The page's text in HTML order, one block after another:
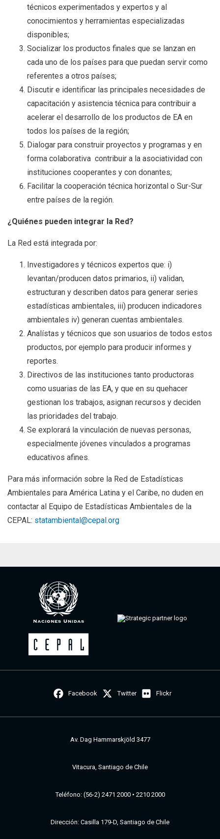
técnicos experimentados y expertos y al
conocimientos y herramientas especializadas
disponibles;
Socializar los productos finales que se lanzan en
cada uno de los países para que puedan servir como
referentes a otros países;
Discutir e identificar las principales necesidades de
capacitación y asistencia técnica para contribuir a
acelerar el desarrollo de los productos de EA en
todos los países de la región;
Dialogar para construir proyectos y programas y en
forma colaborativa contribuir a la asociatividad con
instituciones cooperantes y con donantes;
Facilitar la cooperación técnica horizontal o Sur-Sur
entre países de la región.
¿Quiénes pueden integrar la Red?
La Red está integrada por:
Investigadores y técnicos expertos que: i)
levantan/producen datos primarios, ii) validan,
estructuran y describen datos para generar series
estadísticas ambientales, iii) producen indicadores
ambientales iv) generan cuentas ambientales.
Analístas y técnicos que son usuarios de todos estos
productos, por ejemplo para producir informes y
reportes.
Directivos de las instituciones tanto productoras
como usuarias de las EA, y que en su quehacer
gestionan los trabajos, asignan recursos y deciden
las prioridades del trabajo.
Se explorará la vinculación de nuevas personas,
especialmente jóvenes vinculados a programas
educativos afines.
Para más información sobre la Red de Estadísticas
Ambientales para América Latina y el Caribe, no duden en
contactar al Equipo de Estadísticas Ambientales de la
CEPAL: statambiental@cepal.org
Facebook Twitter Flickr
Av. Dag Hammarskjöld 3477
Vitacura, Santiago de Chile
Teléfono: (56-2) 2471 2000 • 2210 2000
Dirección: Casilla 179-D, Santiago de Chile